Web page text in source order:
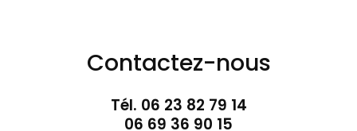
Contactez-nous
Tél. 06 23 82 79 14
06 69 36 90 15